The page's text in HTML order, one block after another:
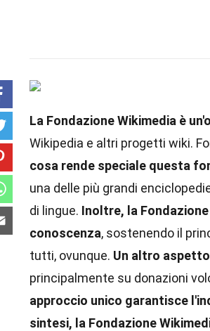
La Fondazione Wikimedia è
Wikipedia e altri progetti wiki.
cosa rende speciale questa
una delle più grandi
di lingue. Inoltre, la
conoscenza, sostenendo il
tutti, ovunque. Un altro
principalmente su donazioni
approccio unico garantisce
sintesi, la Fondazione